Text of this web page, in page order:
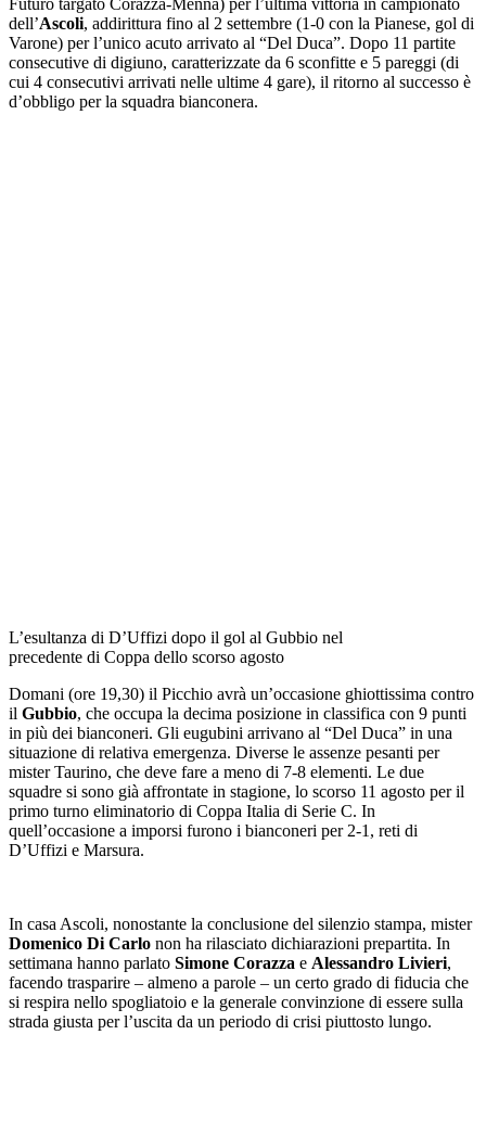
dell’Ascoli, addirittura fino al 2 settembre (1-0 con la Pianese, gol di
Varone) per l’unico acuto arrivato al “Del Duca”. Dopo 11 partite
consecutive di digiuno, caratterizzate da 6 sconfitte e 5 pareggi (di
cui 4 consecutivi arrivati nelle ultime 4 gare), il ritorno al successo è
d’obbligo per la squadra bianconera.
L’esultanza di D’Uffizi dopo il gol al Gubbio nel
precedente di Coppa dello scorso agosto
Domani (ore 19,30) il Picchio avrà un’occasione ghiottissima contro
il Gubbio, che occupa la decima posizione in classifica con 9 punti
in più dei bianconeri. Gli eugubini arrivano al “Del Duca” in una
situazione di relativa emergenza. Diverse le assenze pesanti per
mister Taurino, che deve fare a meno di 7-8 elementi. Le due
squadre si sono già affrontate in stagione, lo scorso 11 agosto per il
primo turno eliminatorio di Coppa Italia di Serie C. In
quell’occasione a imporsi furono i bianconeri per 2-1, reti di
D’Uffizi e Marsura.
In casa Ascoli, nonostante la conclusione del silenzio stampa, mister
Domenico Di Carlo non ha rilasciato dichiarazioni prepartita. In
settimana hanno parlato Simone Corazza e Alessandro Livieri,
facendo trasparire – almeno a parole – un certo grado di fiducia che
si respira nello spogliatoio e la generale convinzione di essere sulla
strada giusta per l’uscita da un periodo di crisi piuttosto lungo.